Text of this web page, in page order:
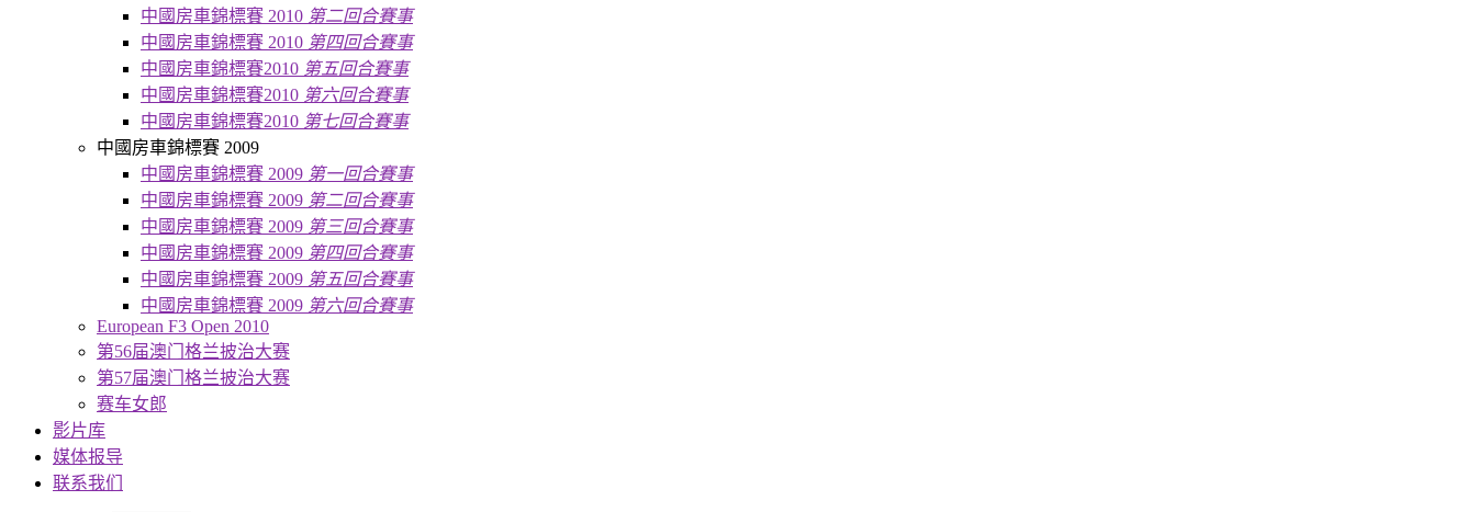
中國房車錦標賽 2010 第二回合賽事
中國房車錦標賽 2010 第四回合賽事
中國房車錦標賽2010 第五回合賽事
中國房車錦標賽2010 第六回合賽事
中國房車錦標賽2010 第七回合賽事
中國房車錦標賽 2009
中國房車錦標賽 2009 第一回合賽事
中國房車錦標賽 2009 第二回合賽事
中國房車錦標賽 2009 第三回合賽事
中國房車錦標賽 2009 第四回合賽事
中國房車錦標賽 2009 第五回合賽事
中國房車錦標賽 2009 第六回合賽事
European F3 Open 2010
第56届澳门格兰披治大赛
第57届澳门格兰披治大赛
赛车女郎
影片库
媒体报导
联系我们